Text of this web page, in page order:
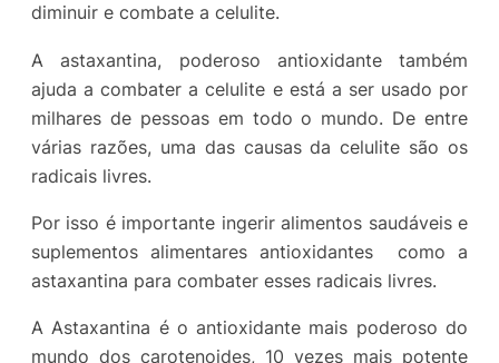
diminuir e combate a celulite.
A astaxantina, poderoso antioxidante também
ajuda a combater a celulite e está a ser usado por
milhares de pessoas em todo o mundo. De entre
várias razões, uma das causas da celulite são os
radicais livres.
Por isso é importante ingerir alimentos saudáveis e
suplementos alimentares antioxidantes como a
astaxantina para combater esses radicais livres.
A Astaxantina é o antioxidante mais poderoso do
mundo dos carotenoides, 10 vezes mais potente